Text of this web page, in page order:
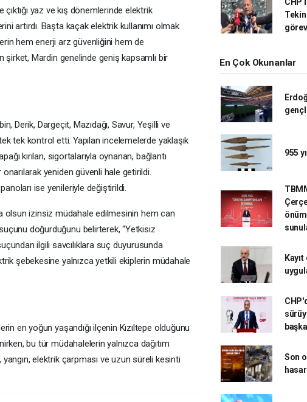
yaz ve kış dönemlerinde elektrik
artırdı. Başta kaçak elektrik kullanımı olmak
hem enerji arz güvenliğini hem de
Mardin genelinde geniş kapsamlı bir
Derik, Dargeçit, Mazıdağı, Savur, Yeşilli ve
tek kontrol etti. Yapılan incelemelerde yaklaşık
kırılan, sigortalarıyla oynanan, bağlantı
yeniden güvenli hale getirildi.
ise yenileriyle değiştirildi.
olsun izinsiz müdahale edilmesinin hem can
doğurduğunu belirterek, “Yetkisiz
ilgili savcılıklara suç duyurusunda
şebekesine yalnızca yetkili ekiplerin müdahale
en yoğun yaşandığı ilçenin Kızıltepe olduğunu
bu tür müdahalelerin yalnızca dağıtım
elektrik çarpması ve uzun süreli kesinti
En Çok Okunanlar
955
Son